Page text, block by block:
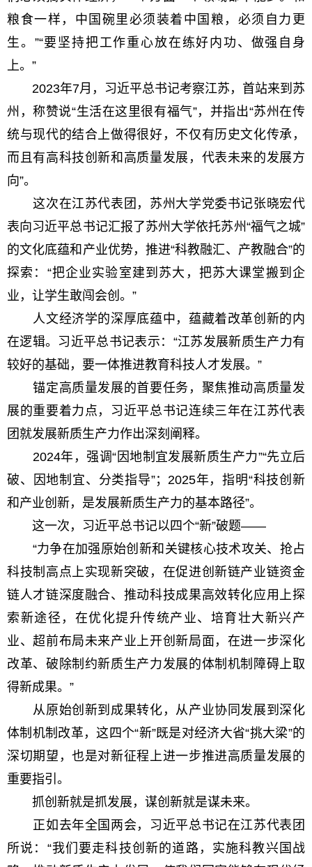
粮食一样，中国碗里必须装着中国粮，必须自力更
生。”“要坚持把工作重心放在练好内功、做强自身
上。”
2023年7月，习近平总书记考察江苏，首站来到苏
州，称赞说“生活在这里很有福气”，并指出“苏州在传
统与现代的结合上做得很好，不仅有历史文化传承，
而且有高科技创新和高质量发展，代表未来的发展方
向”。
这次在江苏代表团，苏州大学党委书记张晓宏代
表向习近平总书记汇报了苏州大学依托苏州“福气之城”
的文化底蕴和产业优势，推进“科教融汇、产教融合”的
探索：“把企业实验室建到苏大，把苏大课堂搬到企
业，让学生敢闯会创。”
人文经济学的深厚底蕴中，蕴藏着改革创新的内
在逻辑。习近平总书记表示：“江苏发展新质生产力有
较好的基础，要一体推进教育科技人才发展。”
锚定高质量发展的首要任务，聚焦推动高质量发
展的重要着力点，习近平总书记连续三年在江苏代表
团就发展新质生产力作出深刻阐释。
2024年，强调“因地制宜发展新质生产力”“先立后
破、因地制宜、分类指导”；2025年，指明“科技创新
和产业创新，是发展新质生产力的基本路径”。
这一次，习近平总书记以四个“新”破题——
“力争在加强原始创新和关键核心技术攻关、抢占
科技制高点上实现新突破，在促进创新链产业链资金
链人才链深度融合、推动科技成果高效转化应用上探
索新途径，在优化提升传统产业、培育壮大新兴产
业、超前布局未来产业上开创新局面，在进一步深化
改革、破除制约新质生产力发展的体制机制障碍上取
得新成果。”
从原始创新到成果转化，从产业协同发展到深化
体制机制改革，这四个“新”既是对经济大省“挑大梁”的
深切期望，也是对新征程上进一步推进高质量发展的
重要指引。
抓创新就是抓发展，谋创新就是谋未来。
正如去年全国两会，习近平总书记在江苏代表团
所说：“我们要走科技创新的道路，实施科教兴国战